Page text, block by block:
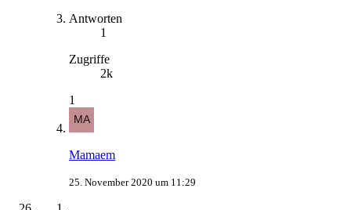
Antworten
1
Zugriffe
2k
1
Mamaem
25. November 2020 um 11:29